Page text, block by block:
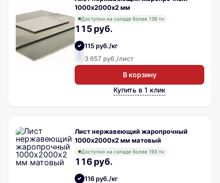
1000х2000х2 мм
Доступно на складе более 138 тн
115 руб.
115 руб./кг
3 657 руб./лист
В корзину
Купить в 1 клик
Лист нержавеющий жаропрочный
1000х2000х2 мм матовый
Доступно на складе более 193 тн
116 руб.
116 руб./кг